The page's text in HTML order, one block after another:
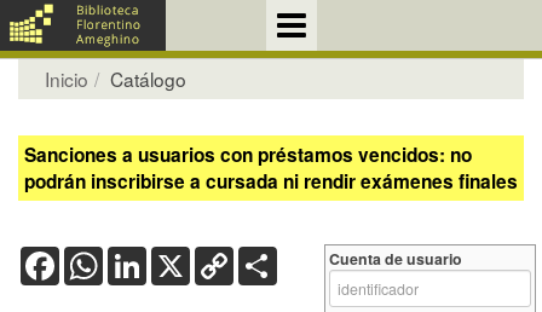
Inicio Catálogo
Sanciones a usuarios con préstamos vencidos: no
podrán inscribirse a cursada ni rendir exámenes finales
FacebookWhatsApp
LinkedIn
X Copy
Link
Cuenta de usuario